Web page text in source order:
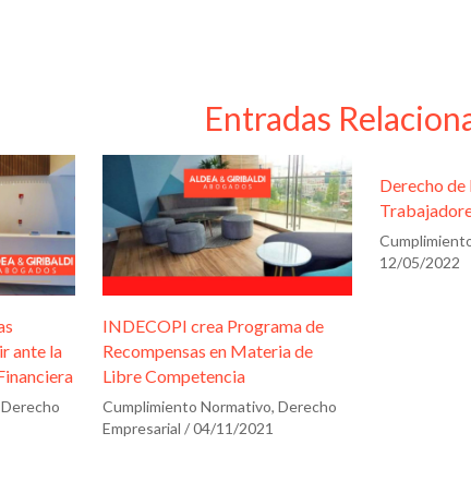
Entradas
ante la
Derecho
INDECOPI crea Programa de
Recompensas en Materia de
Libre Competencia
Cumplimiento Normativo, Derecho
Empresarial /04/11/2021
Derecho de
12/05/2022